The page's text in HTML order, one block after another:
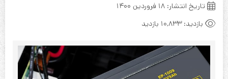
تاریخ انتشار: ۱۸ فروردین ۱۴۰۰
بازدید:10,833 بازدید